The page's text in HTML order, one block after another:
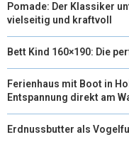
Pomade: Der Klassiker
vielseitig und kraftvoll
Bett Kind 160×190: Die
Ferienhaus mit Boot in
Entspannung direkt am
Erdnussbutter als